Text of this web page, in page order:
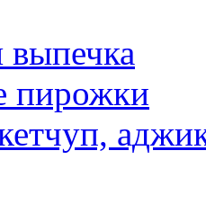
выпечка
пирожки